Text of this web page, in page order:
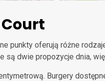
punkty oferują różne
są dwie propozycje dnia,
Burgery